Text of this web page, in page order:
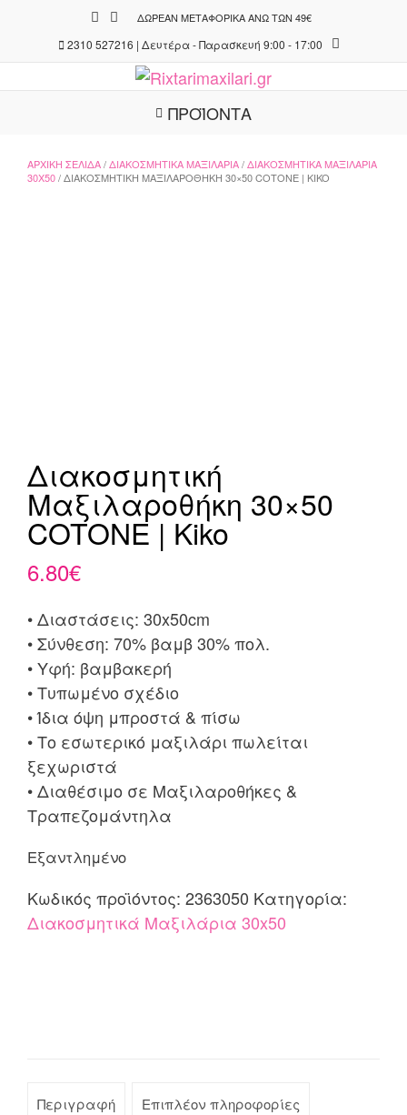
content
ΔΩΡΕΆΝ ΜΕΤΑΦΟΡΙΚΆ ΆΝΩ ΤΩΝ 49€
2310 527216 | Δευτέρα - Παρασκευή 9:00 - 17:00
ΠΡΟΪΟΝΤΑ
ΑΡΧΙΚΉ ΣΕΛΊΔΑ/ΔΙΑΚΟΣΜΗΤΙΚΆ ΜΑΞΙΛΆΡΙΑ/ΔΙΑΚΟΣΜΗΤΙΚΆ MΑΞΙΛΆΡΙΑ
30X50/ ΔΙΑΚΟΣΜΗΤΙΚΉ ΜΑΞΙΛΑΡΟΘΉΚΗ 30×50 COTONE | KIKO
Διακοσμητική
Μαξιλαροθήκη 30×50
COTONE | Kiko
6.80€
• Διαστάσεις: 30x50cm
• Σύνθεση: 70% βαμβ 30% πολ.
• Υφή: βαμβακερή
• Τυπωμένο σχέδιο
• Ίδια όψη μπροστά & πίσω
• Το εσωτερικό μαξιλάρι πωλείται
ξεχωριστά
• Διαθέσιμο σε Μαξιλαροθήκες &
Τραπεζομάντηλα
Εξαντλημένο
Κωδικός προϊόντος: 2363050 Κατηγορία:
Διακοσμητικά Mαξιλάρια 30x50
Περιγραφή Επιπλέον πληροφορίες